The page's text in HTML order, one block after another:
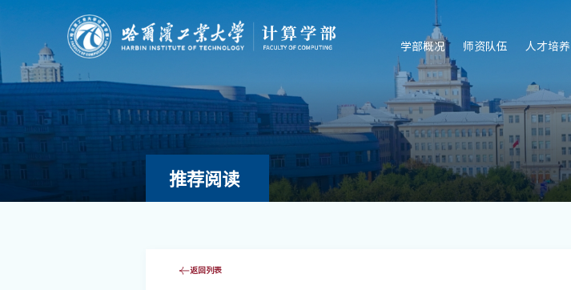
学部概况 师资队伍 人才培养
推荐阅读
返回列表